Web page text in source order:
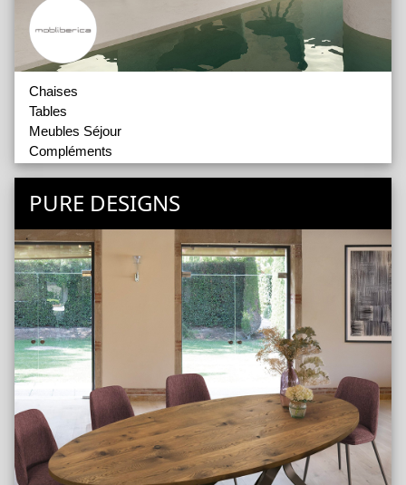
Chaises
Tables
Meubles Séjour
Compléments
Tabourets
PURE DESIGNS